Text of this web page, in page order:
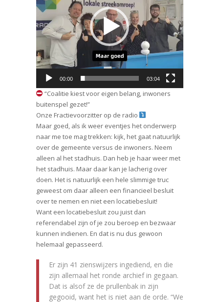
00:00 03:04
“Coalitie kiest voor eigen belang, inwoners
buitenspel gezet!”
Onze Fractievoorzitter op de radio
Maar goed, als ik weer eventjes het onderwerp
naar me toe mag trekken: kijk, het gaat natuurlijk
over de gemeente versus de inwoners. Neem
alleen al het stadhuis. Dan heb je haar weer met
het stadhuis. Maar daar kan je lacherig over
doen. Het is natuurlijk een hele slimmige truc
geweest om daar alleen een financieel besluit
over te nemen en niet een locatiebesluit!
Want een locatiebesluit zou juist dan
referendabel zijn of je zou beroep en bezwaar
kunnen indienen. En dat is nu dus gewoon
helemaal gepasseerd.
Er zijn 41 zienswijzers ingediend, en die
zijn allemaal het ronde archief in gegaan.
Dat is alsof ze de prullenbak in zijn
gegooid, want het is niet aan de orde. “We